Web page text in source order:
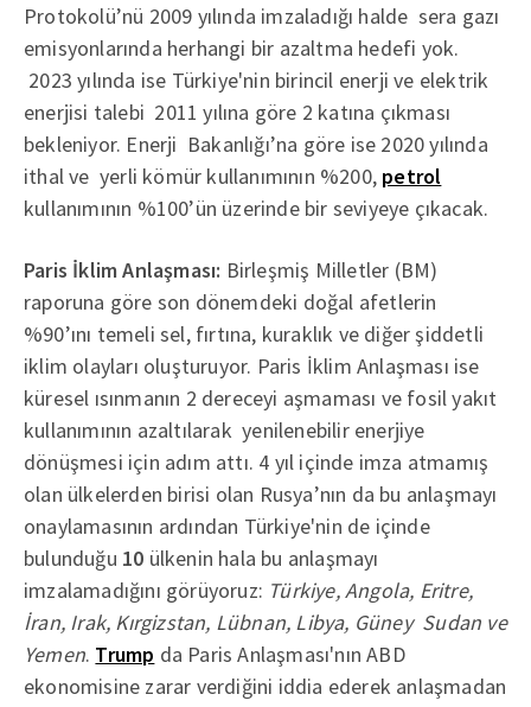
Protokolü’nü 2009 yılında imzaladığı halde sera gazı
emisyonlarında herhangi bir azaltma hedefi yok.
2023 yılında ise Türkiye'nin birincil enerji ve elektrik
enerjisi talebi 2011 yılına göre 2 katına çıkması
bekleniyor. Enerji Bakanlığı’na göre ise 2020 yılında
ithal ve yerli kömür kullanımının %200, petrol
kullanımının %100’ün üzerinde bir seviyeye çıkacak.
Paris İklim Anlaşması: Birleşmiş Milletler (BM)
raporuna göre son dönemdeki doğal afetlerin
%90’ını temeli sel, fırtına, kuraklık ve diğer şiddetli
iklim olayları oluşturuyor. Paris İklim Anlaşması ise
küresel ısınmanın 2 dereceyi aşmaması ve fosil yakıt
kullanımının azaltılarak yenilenebilir enerjiye
dönüşmesi için adım attı. 4 yıl içinde imza atmamış
olan ülkelerden birisi olan Rusya’nın da bu anlaşmayı
onaylamasının ardından Türkiye'nin de içinde
bulunduğu 10 ülkenin hala bu anlaşmayı
imzalamadığını görüyoruz: Türkiye, Angola, Eritre,
İran, Irak, Kırgizstan, Lübnan, Libya, Güney Sudan ve
Yemen. Trump da Paris Anlaşması'nın ABD
ekonomisine zarar verdiğini iddia ederek anlaşmadan